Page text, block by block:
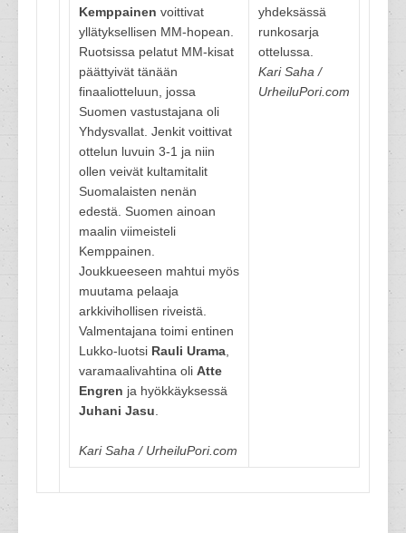
Kemppainen voittivat
yllätyksellisen MM-hopean.
Ruotsissa pelatut MM-kisat
päättyivät tänään
finaaliotteluun, jossa
Suomen vastustajana oli
Yhdysvallat. Jenkit voittivat
ottelun luvuin 3-1 ja niin
ollen veivät kultamitalit
Suomalaisten nenän
edestä. Suomen ainoan
maalin viimeisteli
Kemppainen.
Joukkueeseen mahtui myös
muutama pelaaja
arkkivihollisen riveistä.
Valmentajana toimi entinen
Lukko-luotsi Rauli Urama
varamaalivahtina oli Atte
Engren ja hyökkäyksessä
Juhani Jasu
Kari Saha / UrheiluPori.com
yhdeksässä
runkosarja
ottelussa.
Kari Saha /
UrheiluPori.com